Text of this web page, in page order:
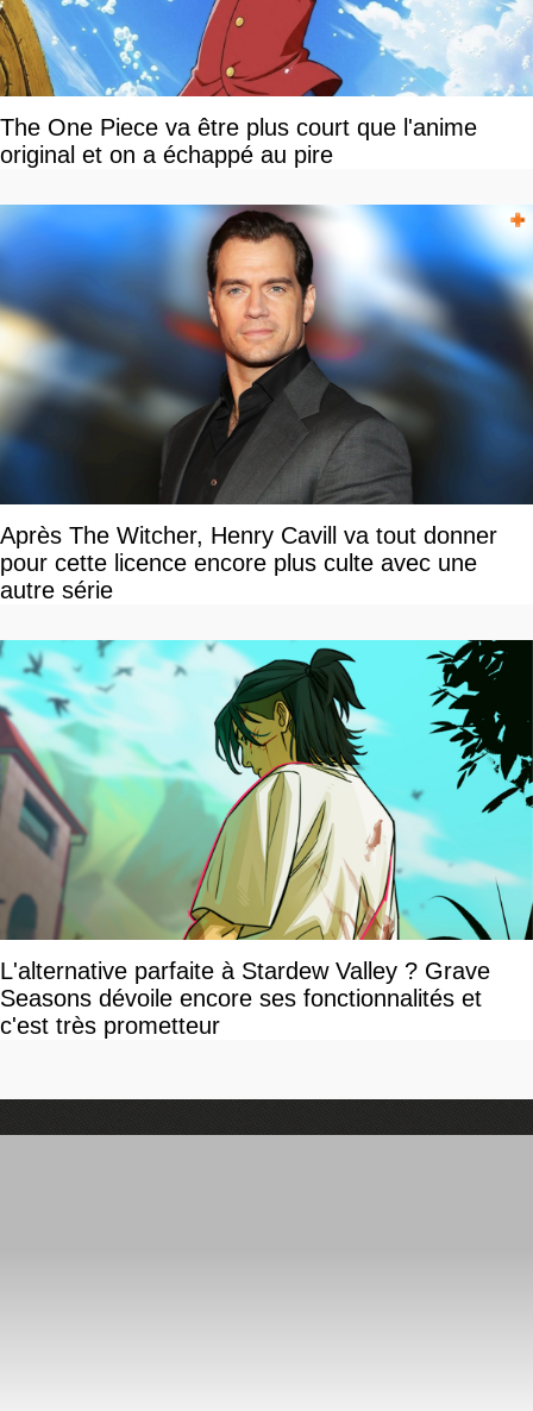
The One Piece va être plus court que l'anime
original et on a échappé au pire
Après The Witcher, Henry Cavill va tout donner
pour cette licence encore plus culte avec une
autre série
L'alternative parfaite à Stardew Valley ? Grave
Seasons dévoile encore ses fonctionnalités et
c'est très prometteur